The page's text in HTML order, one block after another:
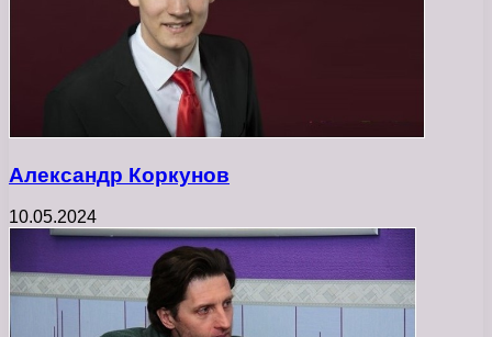
Александр Коркунов
10.05.2024